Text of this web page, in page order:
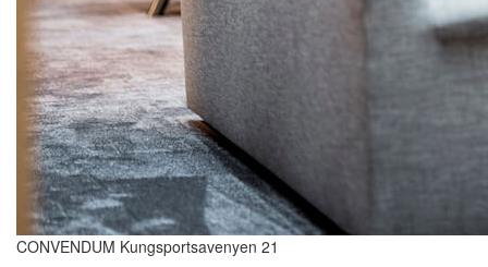
CONVENDUM Kungsportsavenyen 21